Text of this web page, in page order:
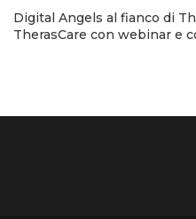
Digital Angels al fianco di
TherasCare con webinar e